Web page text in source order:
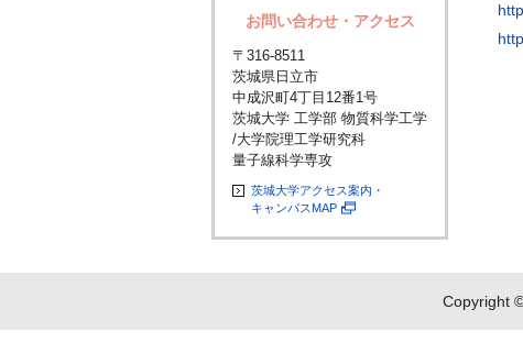
お問い合わせ・アクセス
〒316-8511
茨城県日立市
中成沢町4丁目12番1号
茨城大学 工学部 物質科学工学
/大学院理工学研究科
量子線科学専攻
茨城大学アクセス案内・
キャンパスMAP
Copyright